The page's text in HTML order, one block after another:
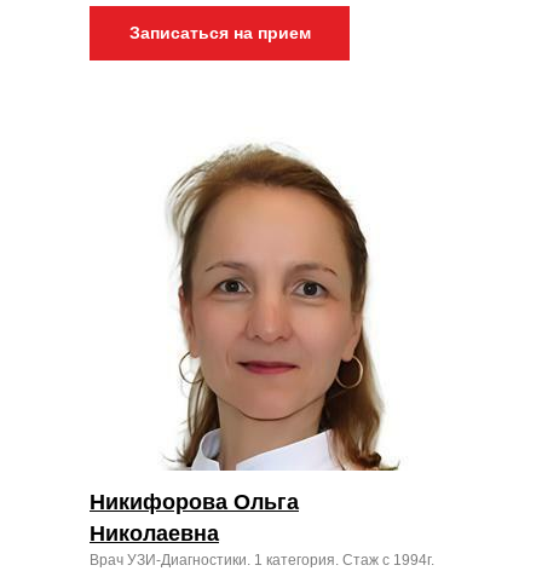
Врач УЗИ-Диагностики. 1 категория. Стаж с 1994г.
Никифорова Ольга
Николаевна
Записаться на прием